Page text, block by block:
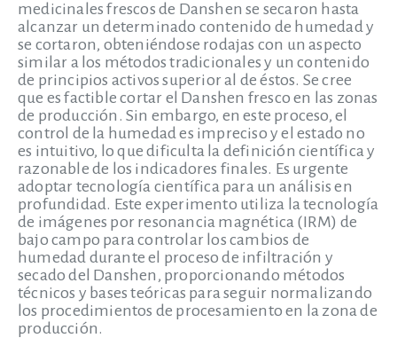
medicinales frescos de Danshen se secaron hasta
alcanzar un determinado contenido de humedad y
se cortaron, obteniéndose rodajas con un aspecto
similar a los métodos tradicionales y un contenido
de principios activos superior al de éstos. Se cree
que es factible cortar el Danshen fresco en las zonas
de producción. Sin embargo, en este proceso, el
control de la humedad es impreciso y el estado no
es intuitivo, lo que dificulta la definición científica y
razonable de los indicadores finales. Es urgente
adoptar tecnología científica para un análisis en
profundidad. Este experimento utiliza la tecnología
de imágenes por resonancia magnética (IRM) de
bajo campo para controlar los cambios de
humedad durante el proceso de infiltración y
secado del Danshen, proporcionando métodos
técnicos y bases teóricas para seguir normalizando
los procedimientos de procesamiento en la zona de
producción.